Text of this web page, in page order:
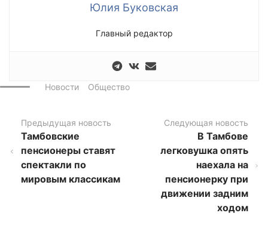
Юлия Буковская
Главный редактор
Новости Общество
Предыдущая новость
Тамбовские
пенсионеры ставят
спектакли по
мировым классикам
Следующая новость
В Тамбове
легковушка опять
наехала на
пенсионерку при
движении задним
ходом